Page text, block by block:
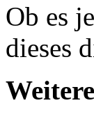
Ob es
dieses